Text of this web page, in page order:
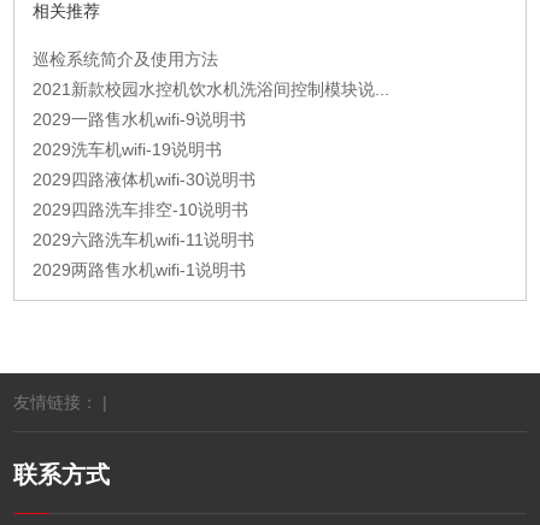
相关推荐
巡检系统简介及使用方法
2021新款校园水控机饮水机洗浴间控制模块说...
2029一路售水机wifi-9说明书
2029洗车机wifi-19说明书
2029四路液体机wifi-30说明书
2029四路洗车排空-10说明书
2029六路洗车机wifi-11说明书
2029两路售水机wifi-1说明书
友情链接： |
联系方式